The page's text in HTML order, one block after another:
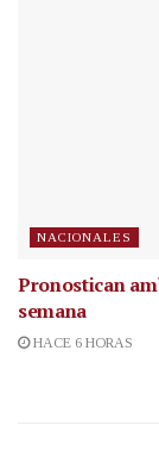
NACIONALES
Pronostican
semana
HACE 6 HORAS